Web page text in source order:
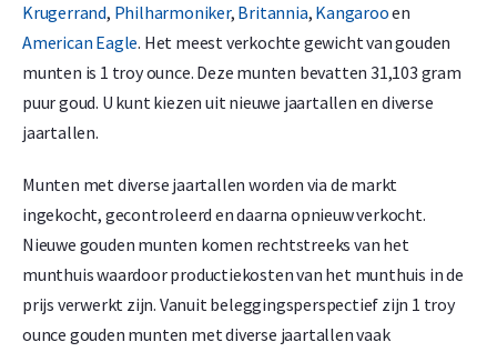
Krugerrand, Philharmoniker, Britannia, Kangarooen
American Eagle. Het meest verkochte gewicht van gouden
munten is 1 troy ounce. Deze munten bevatten 31,103 gram
puur goud. U kunt kiezen uit nieuwe jaartallen en diverse
jaartallen.
Munten met diverse jaartallen worden via de markt
ingekocht, gecontroleerd en daarna opnieuw verkocht.
Nieuwe gouden munten komen rechtstreeks van het
munthuis waardoor productiekosten van het munthuis in de
prijs verwerkt zijn. Vanuit beleggingsperspectief zijn 1 troy
ounce gouden munten met diverse jaartallen vaak